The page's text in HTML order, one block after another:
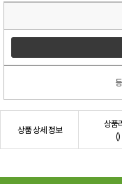
상품 상세 정보
상품
()